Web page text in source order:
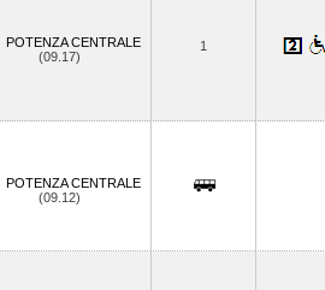
POTENZA CENTRALE
(09.17)
1
POTENZA CENTRALE
(09.12)